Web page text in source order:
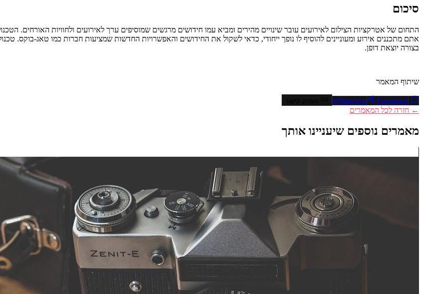
סיכום
התחום של אטרקציות הצילום לאירועים עובר שינויים מהירים ומביא עמו חידושים מרגשים שמוסיפים ערך לאירועים ולחוויות האורחים.
אתם מתכננים אירוע ומעוניינים להוסיף לו נופך ייחודי, כדאי לשקול את החידושים והאפשרויות החדשות שמציעות חברות כמו טאג-בוקס.
בצורה יוצאת דופן.
שיתוף המאמר
Facebook
← חזרה לכל המאמרים
מאמרים נוספים שיעניינו אותך